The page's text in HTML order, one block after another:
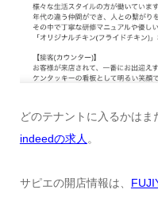
どのテナントに入るかは
indeedの求人 。
サピエの開店情報は、